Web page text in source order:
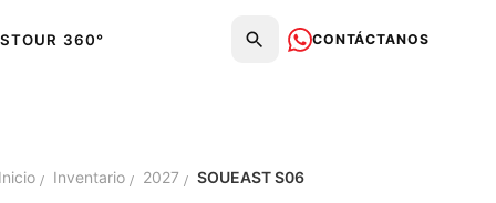
TOUR 360° CONTÁCTANOS
Inicio Inventario 2027 SOUEAST S06